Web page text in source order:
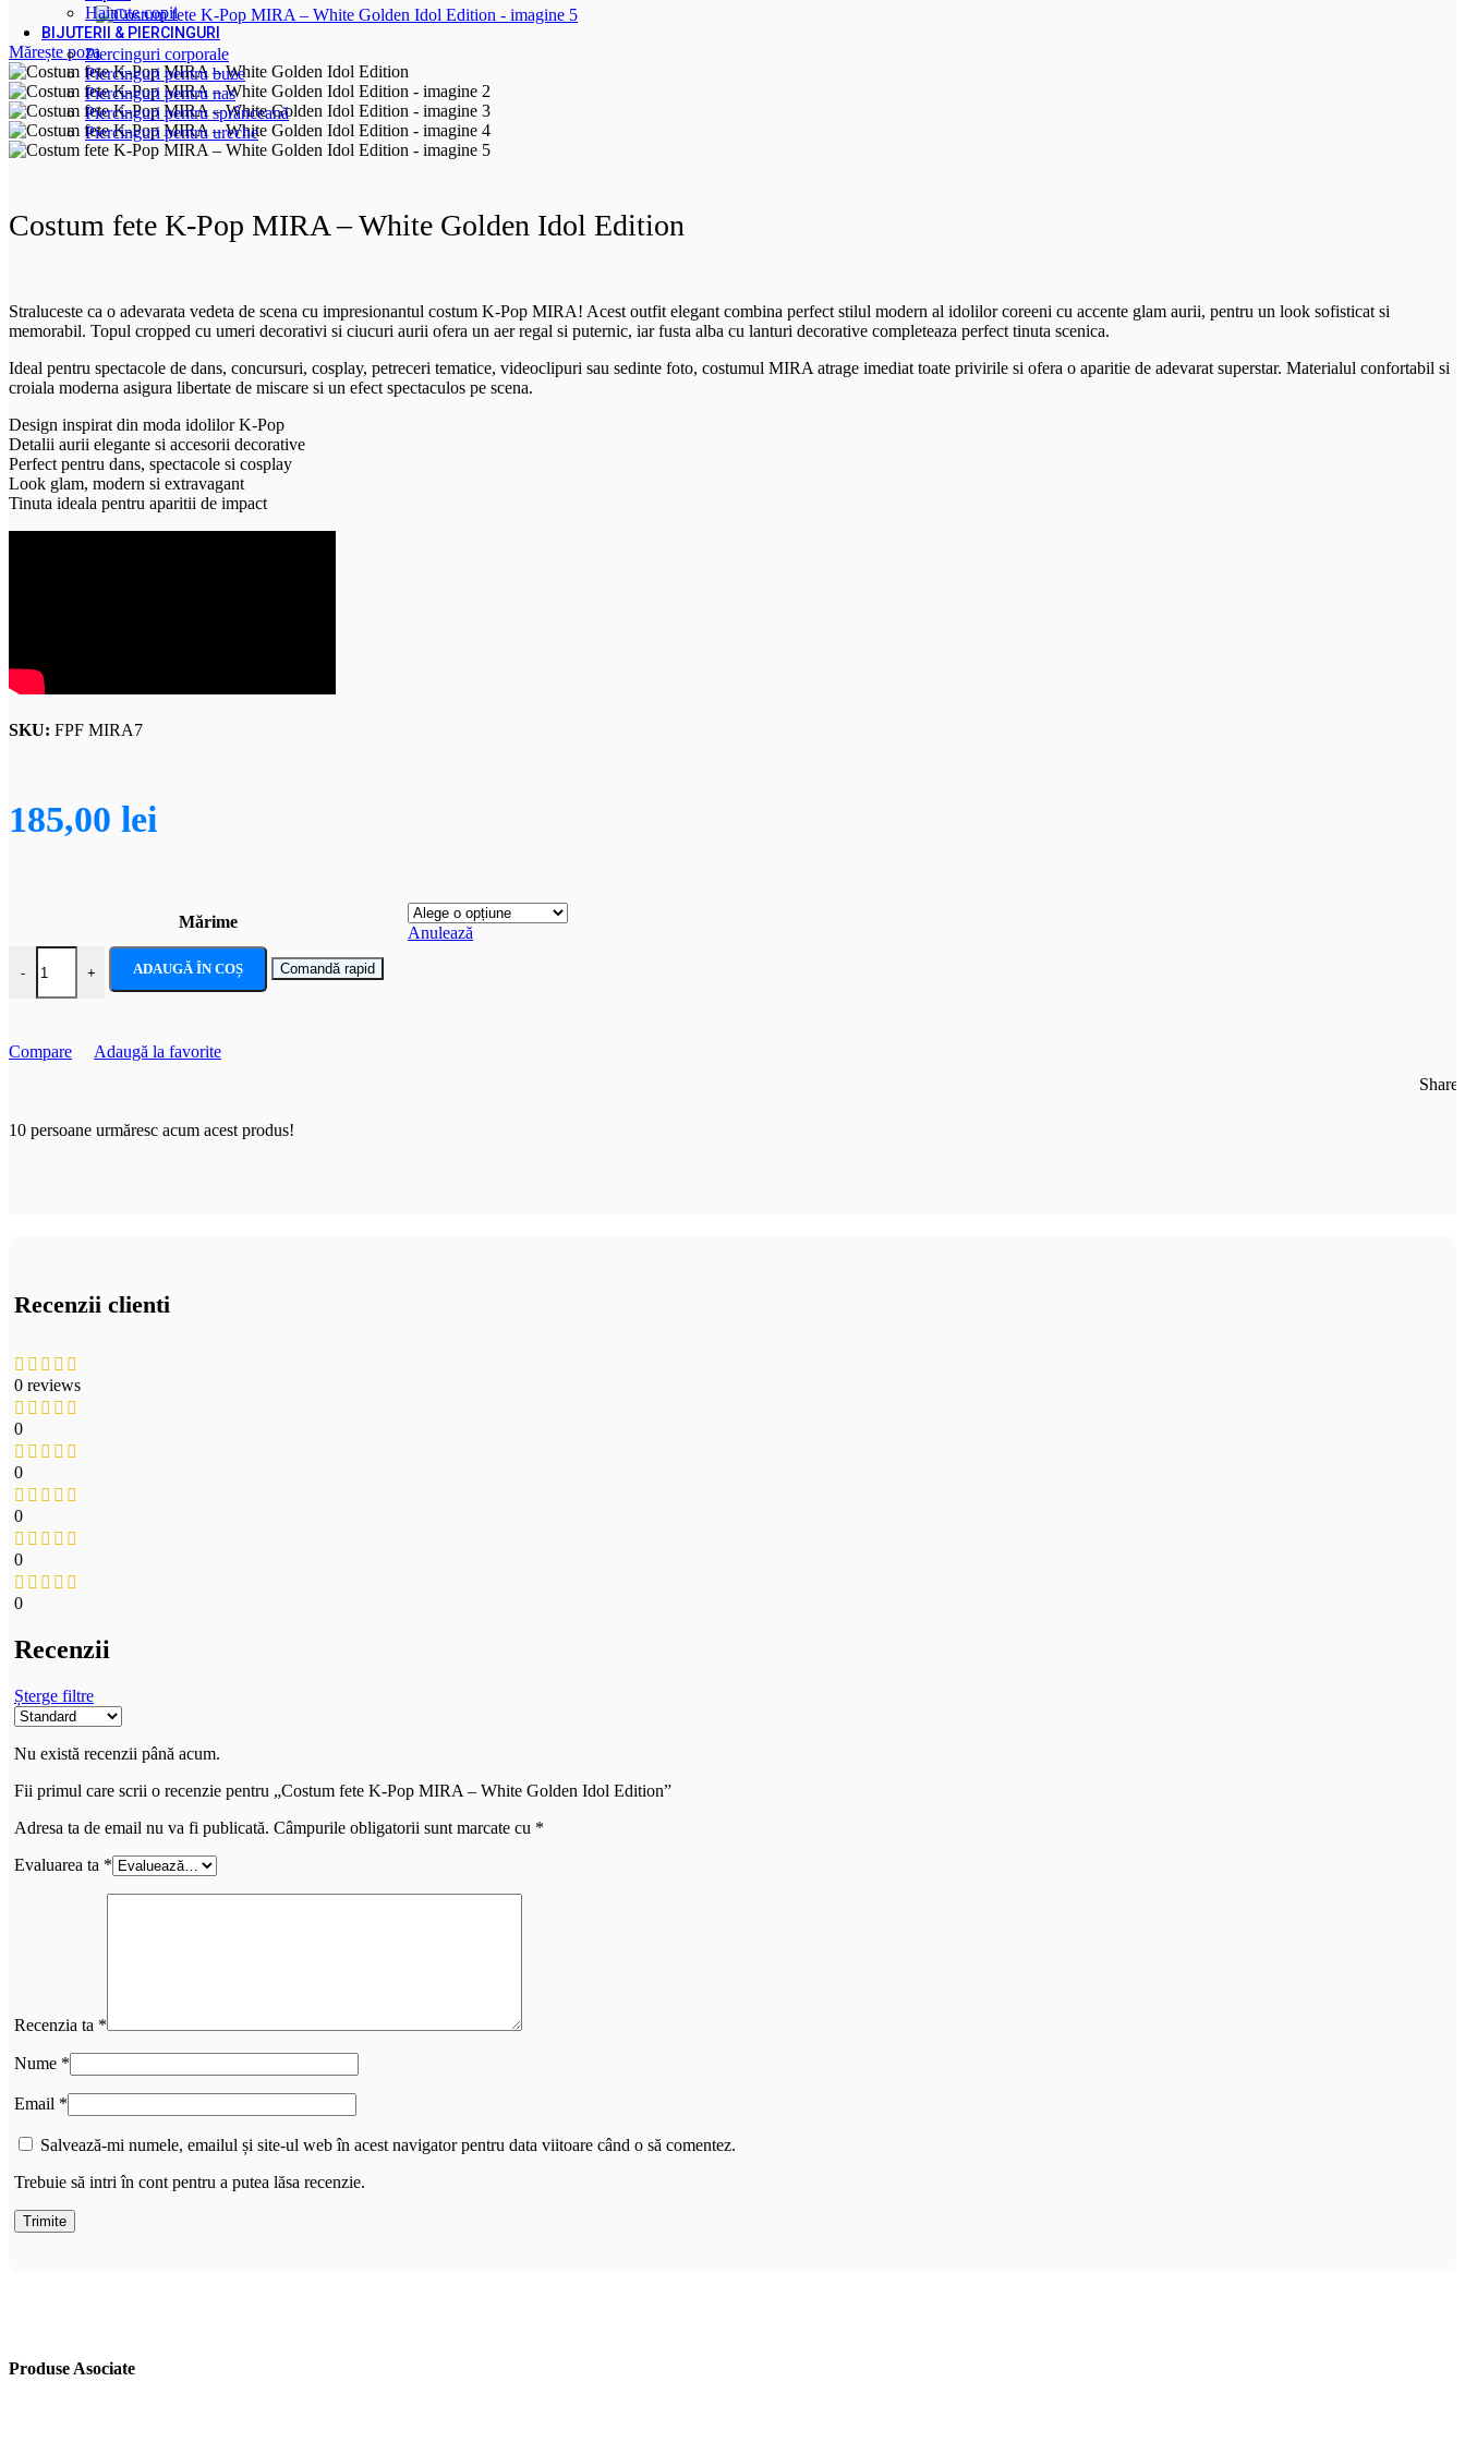
Hainute copii
BIJUTERII & PIERCINGURI
Piercinguri corporale
Piercinguri pentru buze
Piercinguri pentru nas
Piercinguri pentru sprânceană
Piercinguri pentru ureche
Mărește poza
Costum fete K-Pop MIRA – White Golden Idol Edition
Straluceste ca o adevarata vedeta de scena cu impresionantul costum K-Pop MIRA! Acest outfit elegant combina perfect stilul modern al idolilor coreeni cu accente glam aurii, pentru un look sofisticat si
memorabil. Topul cropped cu umeri decorativi si ciucuri aurii ofera un aer regal si puternic, iar fusta alba cu lanturi decorative completeaza perfect tinuta scenica.
Ideal pentru spectacole de dans, concursuri, cosplay, petreceri tematice, videoclipuri sau sedinte foto, costumul MIRA atrage imediat toate privirile si ofera o aparitie de adevarat superstar. Materialul confortabil si
croiala moderna asigura libertate de miscare si un efect spectaculos pe scena.
Design inspirat din moda idolilor K-Pop
Detalii aurii elegante si accesorii decorative
Perfect pentru dans, spectacole si cosplay
Look glam, modern si extravagant
Tinuta ideala pentru aparitii de impact
SKU: FPF MIRA7
185,00 lei
Mărime
Anulează
-
Cantitate Costum fete K-Pop MIRA – White Golden Idol Edition
+ ADAUGĂ ÎN COȘ Comandă rapid
Compare
Adaugă la favorite
Share:
10 persoane urmăresc acum acest produs!
Recenzii clienti
0 reviews
0
0
0
0
0
Recenzii
Șterge filtre
Nu există recenzii până acum.
Fii primul care scrii o recenzie pentru „Costum fete K-Pop MIRA – White Golden Idol Edition”
Adresa ta de email nu va fi publicată. Câmpurile obligatorii sunt marcate cu *
Evaluarea ta *
Recenzia ta *
Nume *
Email *
Salvează-mi numele, emailul și site-ul web în acest navigator pentru data viitoare când o să comentez.
Trebuie să intri în cont pentru a putea lăsa recenzie.
Produse Asociate